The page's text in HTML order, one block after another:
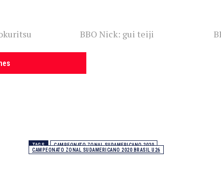
BBO Nick: gui teiji
TAGS
CAMPEONATO ZONAL SUDAMERICANO 2020
CAMPEONATO ZONAL SUDAMERICANO 2020 BRASIL U26